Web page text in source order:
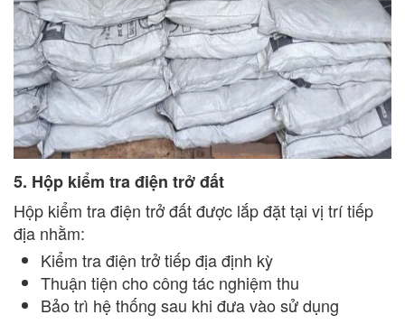
5. Hộp kiểm tra điện trở đất
Hộp kiểm tra điện trở đất được lắp đặt tại vị trí tiếp
địa nhằm:
Kiểm tra điện trở tiếp địa định kỳ
Thuận tiện cho công tác nghiệm thu
Bảo trì hệ thống sau khi đưa vào sử dụng